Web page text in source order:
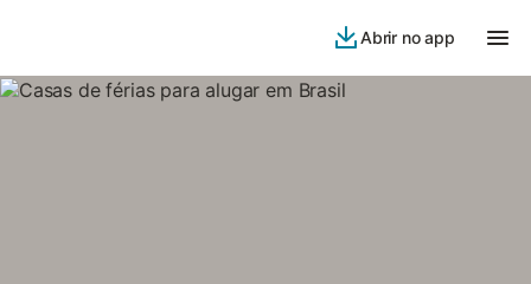
Abrir no app